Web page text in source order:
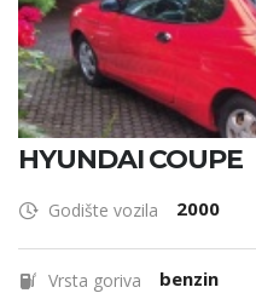
HYUNDAI COUPE
Godište vozila 2000
Vrsta goriva benzin